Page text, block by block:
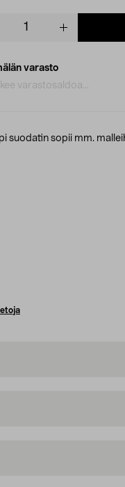
varasto
varastosaldoa...
suodatin sopii mm.